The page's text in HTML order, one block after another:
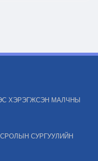
ХЭРЭГЖСЭН МАЛЧНЫ
СУРГУУЛИЙН